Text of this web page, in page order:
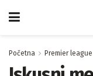
Početna Premier league